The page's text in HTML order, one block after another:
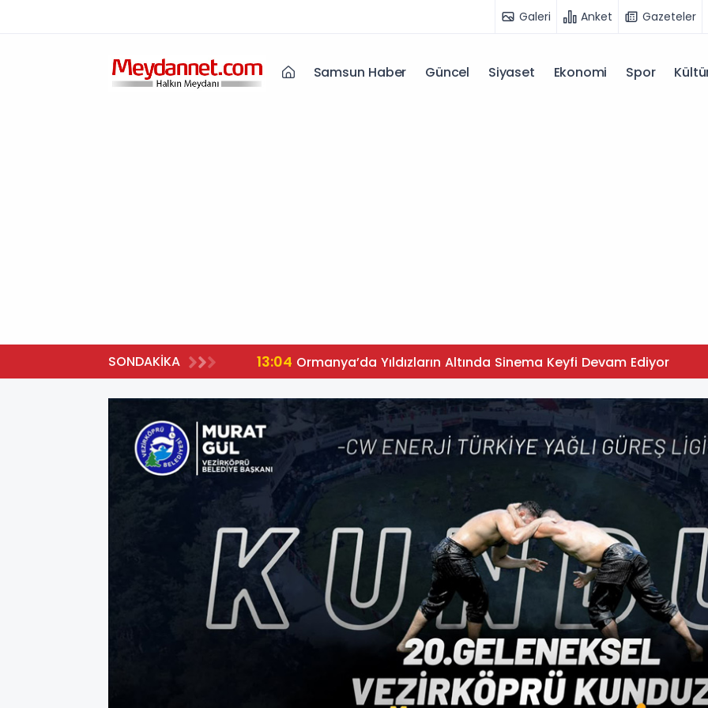
Galeri Anket Gazeteler
Samsun Haber Güncel Siyaset Ekonomi Spor
SONDAKİKA 13:04 Ormanya’da Yıldızların Altında Sinema Keyfi Devam Ediyor